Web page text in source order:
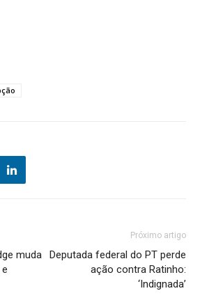
muda
Próximo artigo
Deputada federal do PT perde
ação contra Ratinho:
‘Indignada’